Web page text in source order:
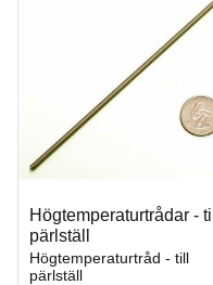
Högtemperaturtrådar - till
pärlställ
Högtemperaturtråd - till
pärlställ